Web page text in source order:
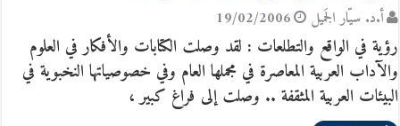
أ.د. سيّار الجَميل 19/02/2006
رؤية في الواقع والتطلعات : لقد وصلت الكتابات والأفكار في العلوم
والآداب العربية المعاصرة في مجملها العام وفي خصوصياتها النخبوية في
البيئات العربية المثقفة .. وصلت إلى فراغ كبير ،